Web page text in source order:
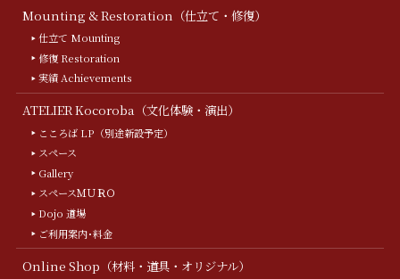
Mounting & Restoration（仕立て・修復）
仕立て Mounting
修復 Restoration
実績 Achievements
ATELIER Kocoroba（文化体験・演出）
こころば LP（別途新設予定）
スペース
Gallery
スペースＭＵＲＯ
Dojo 道場
ご利用案内･料金
Online Shop（材料・道具・オリジナル）